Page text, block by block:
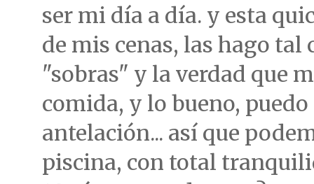
ser mi día a día. y esta
de mis cenas, las hago tal
"sobras" y la verdad que
comida, y lo bueno,
antelación... así que
piscina, con total